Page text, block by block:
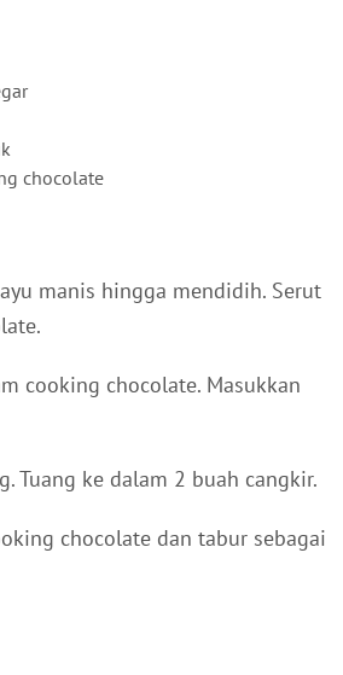
chocolate
manis hingga mendidih. Serut
cooking chocolate. Masukkan
Tuang ke dalam 2 buah cangkir.
chocolate dan tabur sebagai